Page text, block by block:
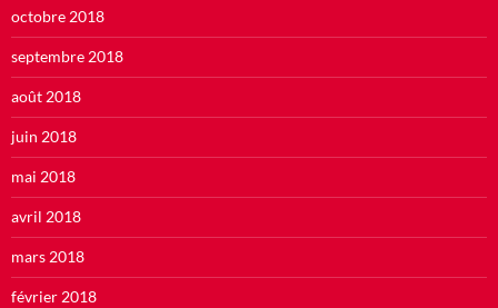
octobre 2018
septembre 2018
août 2018
juin 2018
mai 2018
avril 2018
mars 2018
février 2018